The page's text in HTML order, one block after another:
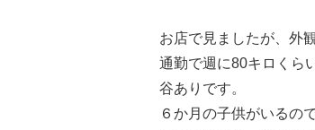
お店で見ましたが、外
通勤で週に80キロくら
谷ありです。
６か月の子供がいるの